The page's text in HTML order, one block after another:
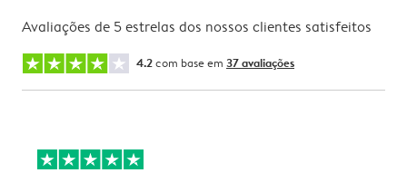
Avaliações de 5 estrelas dos nossos clientes satisfeitos
4.2com base em 37 avaliações